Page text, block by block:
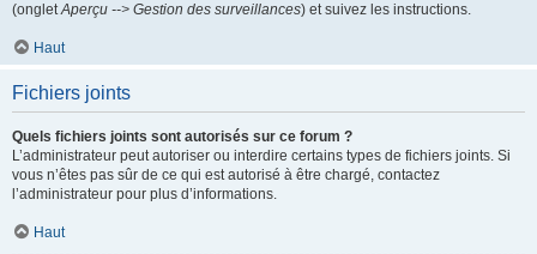
(ongletAperçu --> Gestion des surveillances) et suivez les instructions.
Haut
Fichiers joints
Quels fichiers joints sont autorisés sur ce forum ?
L’administrateur peut autoriser ou interdire certains types de fichiers joints. Si
vous n’êtes pas sûr de ce qui est autorisé à être chargé, contactez
l’administrateur pour plus d’informations.
Haut